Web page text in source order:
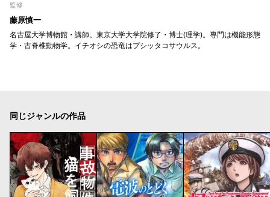
監修
藤原慎一
名古屋大学博物館・講師。東京大学大学院修了・博士(理学)。専門は機能形態
学・古脊椎動物学。イチオシの恐竜はプシッタコサウルス。
同じジャンルの作品